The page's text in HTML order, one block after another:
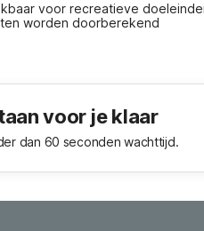
voor recreatieve
worden doorberekend
voor je klaar
dan 60 seconden wachttijd.